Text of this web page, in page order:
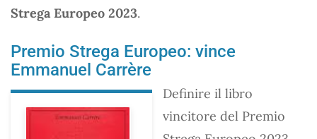
Strega Europeo 2023.
Premio Strega Europeo: vince
Emmanuel Carrère
Definire il libro
vincitore del Premio